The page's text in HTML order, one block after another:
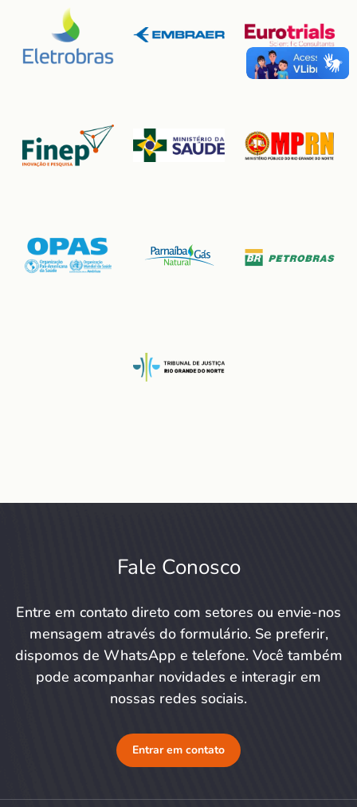
Fale Conosco
Entre em contato direto com setores ou envie-nos
mensagem através do formulário. Se preferir,
dispomos de WhatsApp e telefone. Você também
pode acompanhar novidades e interagir em
nossas redes sociais.
Entrar em contato